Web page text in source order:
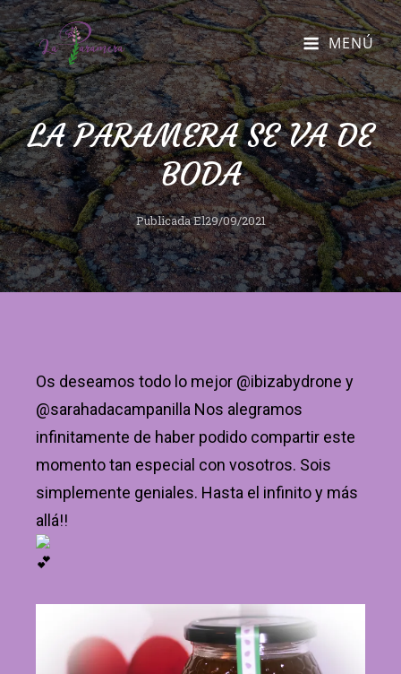
MENÚ
LA PARAMERA SE VA DE
BODA
Publicada El29/09/2021
Os deseamos todo lo mejor @ibizabydrone y
@sarahadacampanilla Nos alegramos
infinitamente de haber podido compartir este
momento tan especial con vosotros. Sois
simplemente geniales. Hasta el infinito y más
allá!!